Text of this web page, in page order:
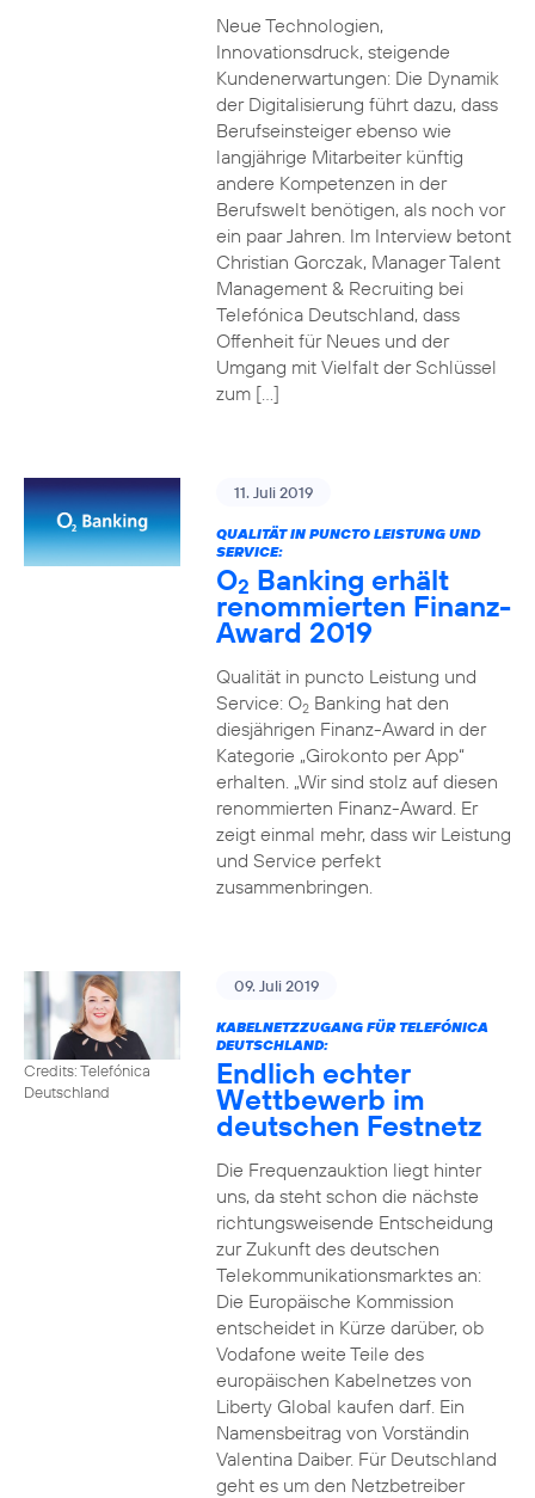
Neue Technologien,
Innovationsdruck, steigende
Kundenerwartungen: Die Dynamik
der Digitalisierung führt dazu, dass
Berufseinsteiger ebenso wie
langjährige Mitarbeiter künftig
andere Kompetenzen in der
Berufswelt benötigen, als noch vor
ein paar Jahren. Im Interview betont
Christian Gorczak, Manager Talent
Management & Recruiting bei
Telefónica Deutschland, dass
Offenheit für Neues und der
Umgang mit Vielfalt der Schlüssel
zum […]
11. Juli 2019
QUALITÄT IN PUNCTO LEISTUNG UND
SERVICE:
O2 Banking erhält
renommierten Finanz-
Award 2019
Qualität in puncto Leistung und
Service: O2Banking hat den
diesjährigen Finanz-Award in der
Kategorie „Girokonto per App“
erhalten. „Wir sind stolz auf diesen
renommierten Finanz-Award. Er
zeigt einmal mehr, dass wir Leistung
und Service perfekt
zusammenbringen.
Credits: Telefónica
Deutschland
09. Juli 2019
KABELNETZZUGANG FÜR TELEFÓNICA
DEUTSCHLAND:
Endlich echter
Wettbewerb im
deutschen Festnetz
Die Frequenzauktion liegt hinter
uns, da steht schon die nächste
richtungsweisende Entscheidung
zur Zukunft des deutschen
Telekommunikationsmarktes an:
Die Europäische Kommission
entscheidet in Kürze darüber, ob
Vodafone weite Teile des
europäischen Kabelnetzes von
Liberty Global kaufen darf. Ein
Namensbeitrag von Vorständin
Valentina Daiber. Für Deutschland
geht es um den Netzbetreiber